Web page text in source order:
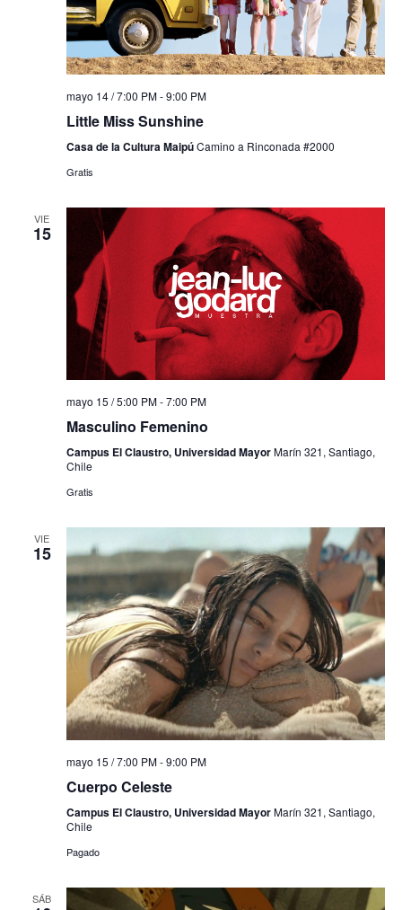
mayo 14 / 7:00 PM-9:00 PM
Little Miss Sunshine
Casa de la Cultura MaipúCamino a Rinconada #2000
Gratis
VIE
15
mayo 15 / 5:00 PM-7:00 PM
Masculino Femenino
Campus El Claustro, Universidad MayorMarín 321, Santiago,
Chile
Gratis
VIE
15
mayo 15 / 7:00 PM-9:00 PM
Cuerpo Celeste
Campus El Claustro, Universidad MayorMarín 321, Santiago,
Chile
Pagado
SÁB